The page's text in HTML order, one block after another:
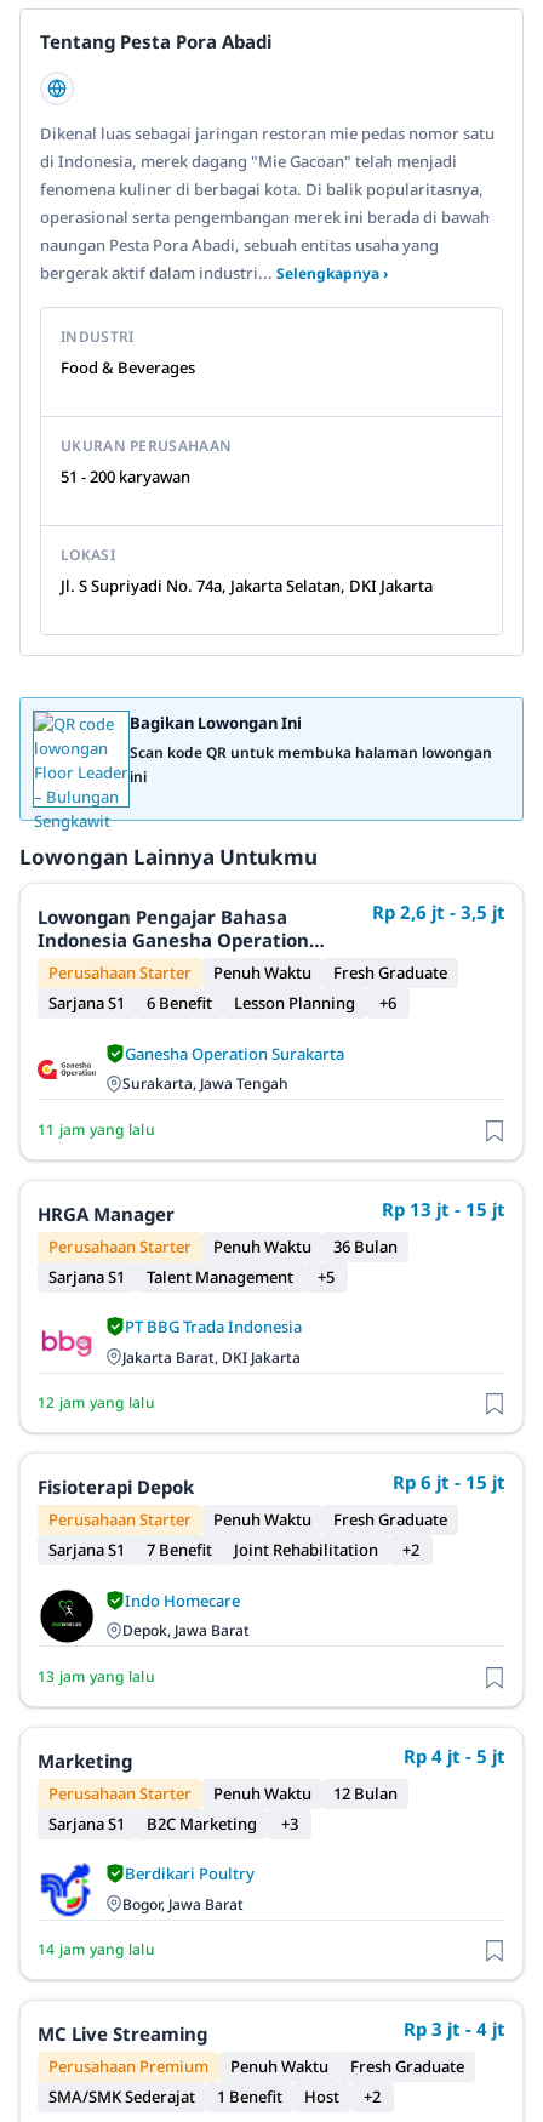
Tentang Pesta Pora Abadi
Dikenal luas sebagai jaringan restoran mie pedas nomor satu
di Indonesia, merek dagang "Mie Gacoan" telah menjadi
fenomena kuliner di berbagai kota. Di balik popularitasnya,
operasional serta pengembangan merek ini berada di bawah
naungan Pesta Pora Abadi, sebuah entitas usaha yang
bergerak aktif dalam industri... Selengkapnya ›
INDUSTRI
Food & Beverages
UKURAN PERUSAHAAN
51 - 200 karyawan
LOKASI
Jl. S Supriyadi No. 74a, Jakarta Selatan, DKI Jakarta
Bagikan Lowongan Ini
Scan kode QR untuk membuka halaman lowongan
ini
Lowongan Lainnya Untukmu
Lowongan Pengajar Bahasa
Indonesia Ganesha Operation
Surakarta
Rp 2,6 jt - 3,5 jt
Perusahaan Starter Penuh Waktu
Fresh Graduate
Sarjana S1
6 Benefit Lesson Planning +6
Ganesha Operation Surakarta
Surakarta, Jawa Tengah
11 jam yang lalu
HRGA Manager Rp 13 jt - 15 jt
Perusahaan Starter Penuh Waktu
36 Bulan
Sarjana S1
Talent Management +5
PT BBG Trada Indonesia
Jakarta Barat, DKI Jakarta
12 jam yang lalu
Fisioterapi Depok Rp 6 jt - 15 jt
Perusahaan Starter Penuh Waktu
Fresh Graduate
Sarjana S1
7 Benefit Joint Rehabilitation +2
Indo Homecare
Depok, Jawa Barat
13 jam yang lalu
Marketing Rp 4 jt - 5 jt
Perusahaan Starter Penuh Waktu
12 Bulan
Sarjana S1
B2C Marketing +3
Berdikari Poultry
Bogor, Jawa Barat
14 jam yang lalu
MC Live Streaming Rp 3 jt - 4 jt
Perusahaan Premium Penuh Waktu
Fresh Graduate
SMA/SMK Sederajat
1 Benefit Host +2